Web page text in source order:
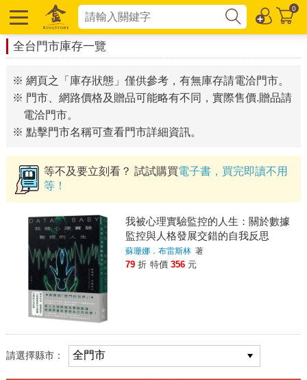
0
全台門市庫存一覽
※ 網頁之「庫存狀態」僅供參考，有無庫存請電洽門市。
※ 門市、網路價格及贈品可能略有不同，實際售價.贈品請
電洽門市。
※ 點擊門市名稱可查看門市詳細資訊。
等不及要立刻看？ 試試購買電子書，買完即讀不用
等！
我被心理實驗監控的人生：關於數據
監控與人格發展交錯的自我反思
蘇珊娜．布雷斯林 著
79 折 特價 356 元
請選擇縣市：